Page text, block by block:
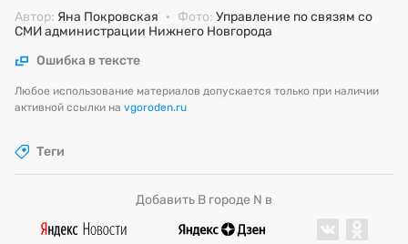
Автор: Яна Покровская · Фото: Управление по связям со
СМИ администрации Нижнего Новгорода
Ошибка в тексте
Любое использование материалов допускается только при наличии
активной ссылки на vgoroden.ru
Теги
Добавить В городе N в